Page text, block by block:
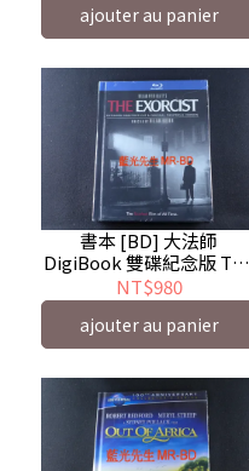
ajouter au panier
書本 [BD] 大法師
DigiBook 雙碟紀念版 The
Exorcist
NT$980
ajouter au panier